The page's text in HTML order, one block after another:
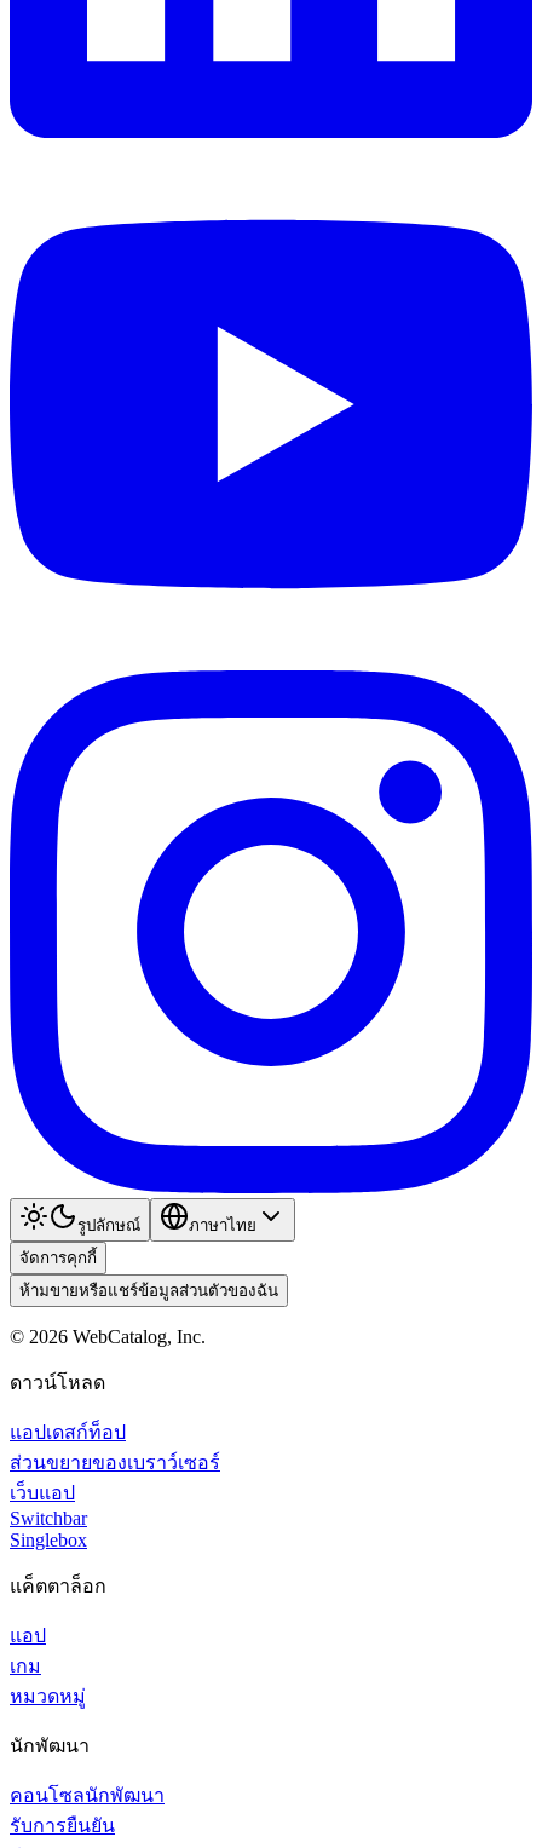
รูปลักษณ์
ภาษาไทย
จัดการคุกกี้
ห้ามขายหรือแชร์ข้อมูลส่วนตัวของฉัน
© 2026 WebCatalog, Inc.
ดาวน์โหลด
แอปเดสก์ท็อป
ส่วนขยายของเบราว์เซอร์
เว็บแอป
Switchbar
Singlebox
แค็ตตาล็อก
แอป
เกม
หมวดหมู่
นักพัฒนา
คอนโซลนักพัฒนา
รับการยืนยัน